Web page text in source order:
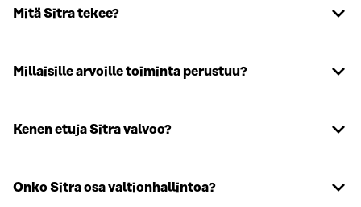
Mitä Sitra tekee?
Millaisille arvoille toiminta perustuu?
Kenen etuja Sitra valvoo?
Onko Sitra osa valtionhallintoa?